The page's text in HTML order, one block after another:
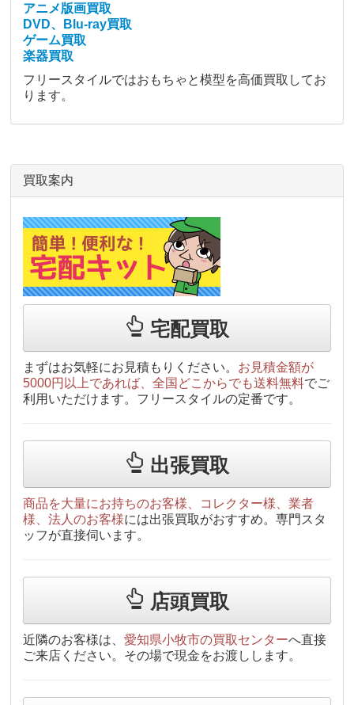
アニメ版画買取
DVD、Blu-ray買取
ゲーム買取
楽器買取
フリースタイルではおもちゃと模型を高価買取してお
ります。
買取案内
宅配買取
まずはお気軽にお見積もりください。 お見積金額が
5000円以上であれば、全国どこからでも送料無料でご
利用いただけます。フリースタイルの定番です。
出張買取
商品を大量にお持ちのお客様、コレクター様、業者
様、法人のお客様には出張買取がおすすめ。専門スタ
ッフが直接伺います。
店頭買取
近隣のお客様は、愛知県小牧市の買取センターへ直接
ご来店ください。その場で現金をお渡しします。